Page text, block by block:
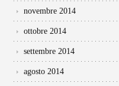
novembre 2014
ottobre 2014
settembre 2014
agosto 2014